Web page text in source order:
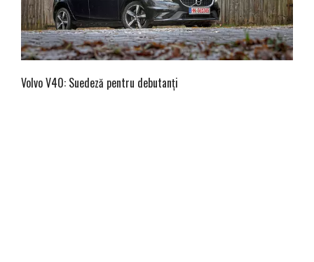
Volvo V40: Suedeză pentru debutanți